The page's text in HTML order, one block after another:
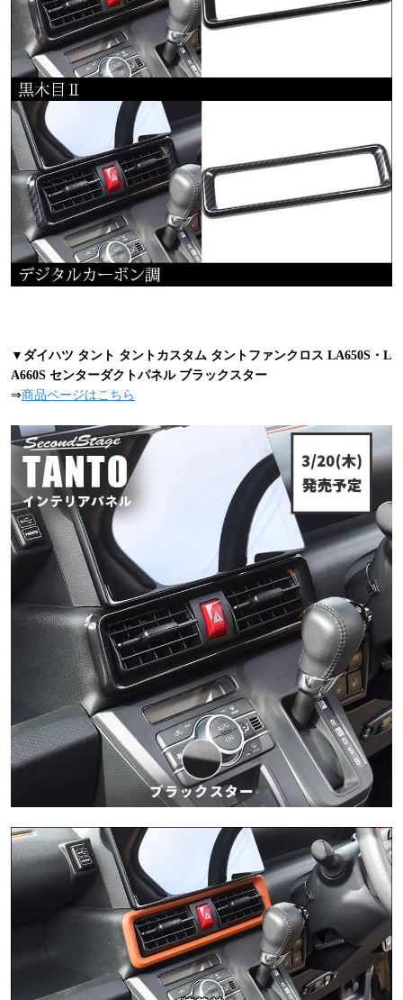
▼ダイハツ タント タントカスタム タントファンクロス LA650S・L
A660S センターダクトパネル ブラックスター
⇒商品ページはこちら